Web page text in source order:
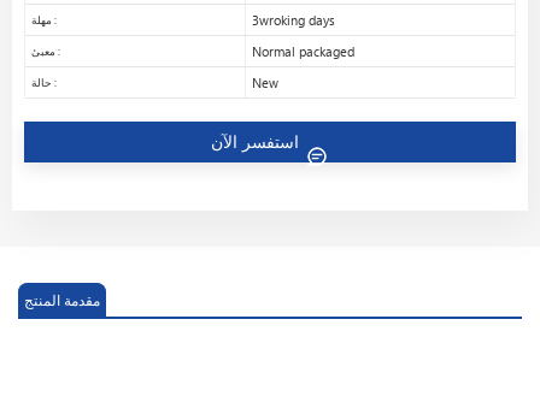
مهلة : 3wroking days
معبئ : Normal packaged
حالة : New
مقدمة المنتج